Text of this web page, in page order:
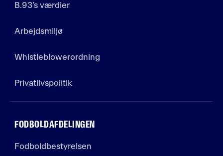
B.93’s værdier
Arbejdsmiljø
Whistleblowerordning
Privatlivspolitik
FODBOLDAFDELINGEN
Fodboldbestyrelsen